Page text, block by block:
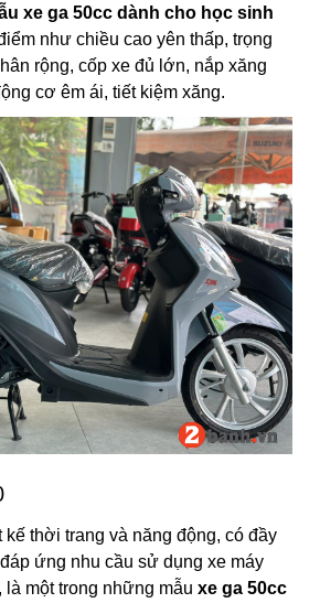
xe ga 50cc dành cho học sinh
như chiều cao yên thấp, trọng
rộng, cốp xe đủ lớn, nắp xăng
cơ êm ái, tiết kiệm xăng.
kế thời trang và năng động, có đầy
ứng nhu cầu sử dụng xe máy
, là một trong những mẫu xe ga 50cc